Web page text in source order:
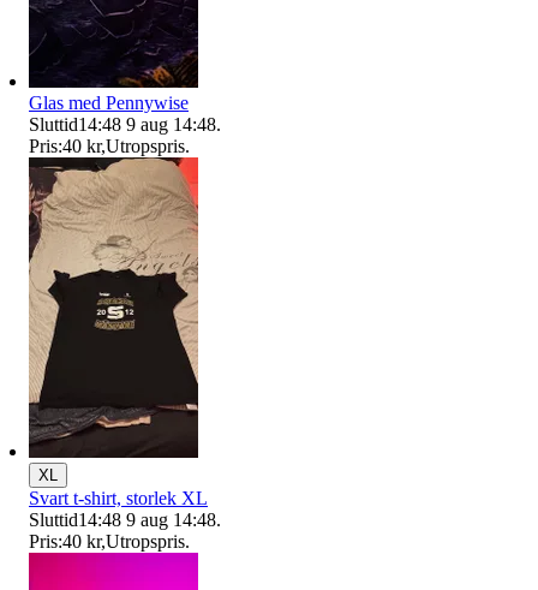
Glas med Pennywise
Sluttid14:48 9 aug 14:48.
Pris:40 kr,Utropspris.
XL
Svart t-shirt, storlek XL
Sluttid14:48 9 aug 14:48.
Pris:40 kr,Utropspris.